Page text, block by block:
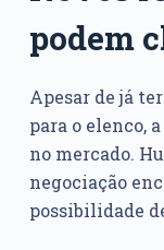
podem
Apesar de já
para o elenco,
no mercado.
negociação
possibilidade